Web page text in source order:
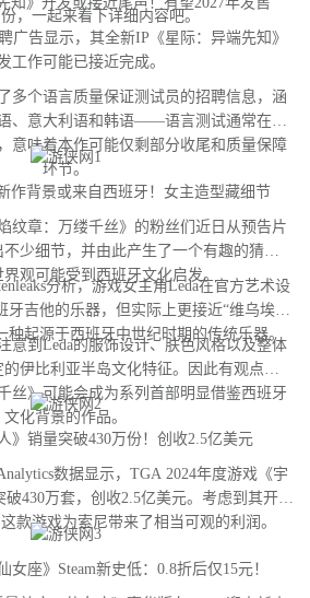
，一起来看下详细内容吧。
告显示，其全新IP《星际：异端先知》
工作可能已接近完成。
个语言质量保证测试员的招聘信息，涵
、意大利语和韩语——语言测试通常在游
意味着本作可能仅剩部分收尾和质量保障
环节。
背景或来自西班牙！女主造型藏细节
章：万缕千丝》的粉丝们近日从预告片
少细节，并由此产生了一个有趣的猜测
观可能受到西班牙文化启发。
分析，游戏女主角Leda在官方艺术设
吉他的乐器，但实际上更接近“维乌埃拉
种起源于西班牙中世纪时期的传统乐器。
到Leda的服饰设计、肤色风格以及整体
伊比利亚半岛文化特征。因此有观点认
丝》可能会成为系列首部明显借鉴西班牙
文化背景的作品。
销量突破430万份！创收2.5亿美元
数据显示，TGA 2024年度游戏《宇
430万套，创收2.5亿美元。考虑到其开发
款游戏为索尼带来了相当可观的利润。
座》Steam新史低：0.8折后仅15元！